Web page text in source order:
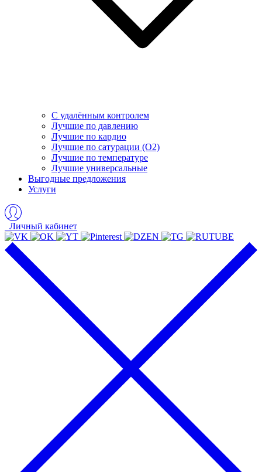
С удалённым контролем
Лучшие по давлению
Лучшие по кардио
Лучшие по сатурации (O2)
Лучшие по температуре
Лучшие универсальные
Выгодные предложения
Услуги
Личный кабинет